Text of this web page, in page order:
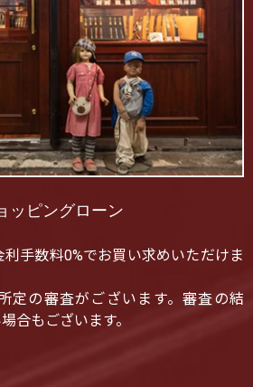
ッピングローン
手数料0%でお買い求めいただけま
定の審査がございます。審査の結
合もございます。